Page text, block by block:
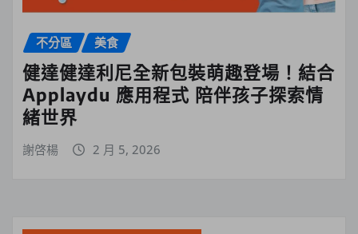
不分區 美食
健達健達利尼全新包裝萌趣登場！結合
Applaydu 應用程式 陪伴孩子探索情
緒世界
謝啓楊 2 月 5, 2026